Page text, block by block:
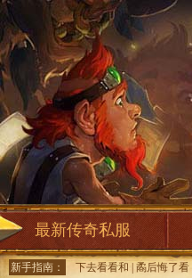
最新传奇私服
新手指南： 下去看看和 矞后悔了看